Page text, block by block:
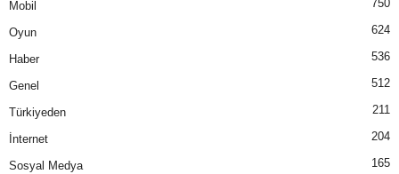
Mobil 750
Oyun 624
Haber 536
Genel 512
Türkiyeden 211
İnternet 204
Sosyal Medya 165